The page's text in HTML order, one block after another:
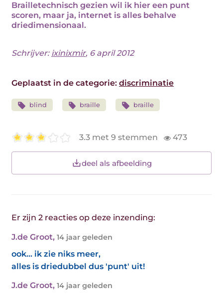
Brailletechnisch gezien wil ik hier een punt
scoren, maar ja, internet is alles behalve
driedimensionaal.
Schrijver: ixinixmir, 6 april 2012
Geplaatst in de categorie: discriminatie
blind braille braille
3.3 met 9 stemmen 473
deel als afbeelding
Er zijn 2 reacties op deze inzending:
J.de Groot, 14 jaar geleden
ook... ik zie niks meer,
alles is driedubbel dus 'punt' uit!
J.de Groot, 14 jaar geleden